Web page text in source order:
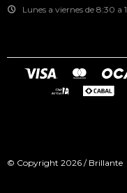
Lunes a viernes de 8:30 a
© Copyright 2026 / Brillante